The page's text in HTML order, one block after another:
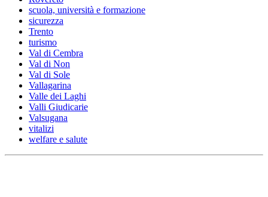
scuola, università e formazione
sicurezza
Trento
turismo
Val di Cembra
Val di Non
Val di Sole
Vallagarina
Valle dei Laghi
Valli Giudicarie
Valsugana
vitalizi
welfare e salute